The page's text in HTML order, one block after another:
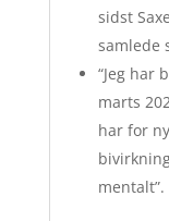
sidst
samlede
“Jeg har
marts
har for
mentalt”.